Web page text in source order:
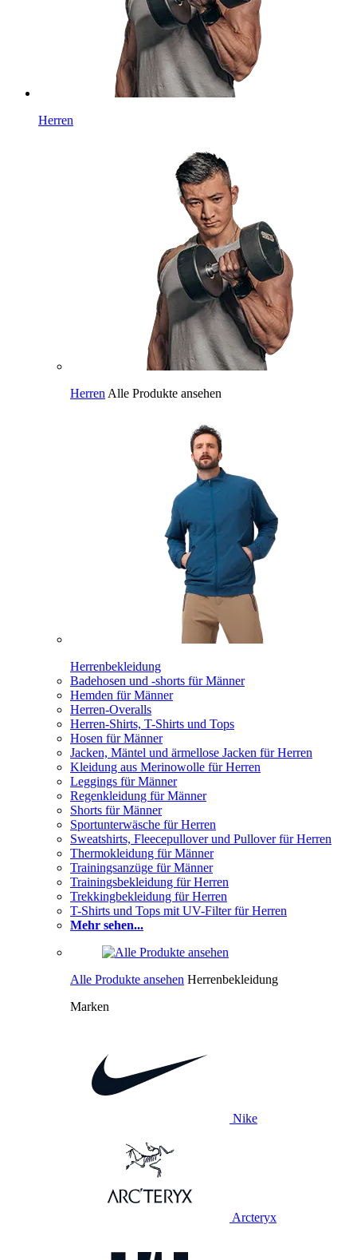
Herren
Herren Alle Produkte ansehen
Herrenbekleidung
Badehosen und -shorts für Männer
Hemden für Männer
Herren-Overalls
Herren-Shirts, T-Shirts und Tops
Hosen für Männer
Jacken, Mäntel und ärmellose Jacken für Herren
Kleidung aus Merinowolle für Herren
Leggings für Männer
Regenkleidung für Männer
Shorts für Männer
Sportunterwäsche für Herren
Sweatshirts, Fleecepullover und Pullover für Herren
Thermokleidung für Männer
Trainingsanzüge für Männer
Trainingsbekleidung für Herren
Trekkingbekleidung für Herren
T-Shirts und Tops mit UV-Filter für Herren
Mehr sehen...
Alle Produkte ansehen Herrenbekleidung
Marken
Nike
Arcteryx